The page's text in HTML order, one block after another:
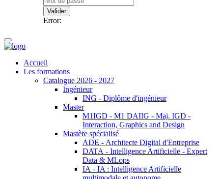
Valider
Error:
Accueil
Les formations
Catalogue 2026 - 2027
Ingénieur
ING - Diplôme d'ingénieur
Master
M1IGD - M1 DAIIG - Maj. IGD -
Interaction, Graphics and Design
Mastère spécialisé
ADE - Architecte Digital d'Entreprise
DATA - Intelligence Artificielle - Expert
Data & MLops
IA - IA : Intelligence Artificielle